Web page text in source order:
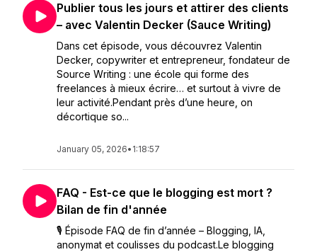
Publier tous les jours et attirer des clients
– avec Valentin Decker (Sauce Writing)
Dans cet épisode, vous découvrez Valentin
Decker, copywriter et entrepreneur, fondateur de
Source Writing : une école qui forme des
freelances à mieux écrire… et surtout à vivre de
leur activité.Pendant près d’une heure, on
décortique so...
January 05, 2026• 1:18:57
FAQ - Est-ce que le blogging est mort ?
Bilan de fin d'année
🎙 Épisode FAQ de fin d’année – Blogging, IA,
anonymat et coulisses du podcast.Le blogging